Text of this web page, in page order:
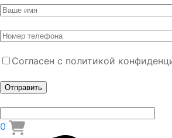
Согласен с политикой
0